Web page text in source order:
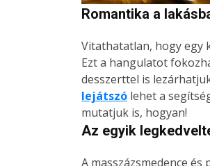
Romantika a
Vitathatatlan, hogy egy
Ezt a hangulatot
desszerttel is
lejátszó lehet a
mutatjuk is, hogyan!
Az egyik
A masszázsmedence